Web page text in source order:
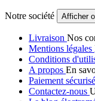
Notre société Afficher
Livraison Nos
Mentions légales
Conditions
A propos En
Paiement sécurisé
Contactez-nous